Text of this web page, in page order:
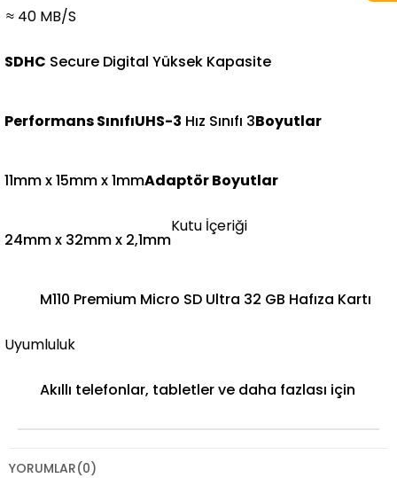
≈ 40 MB/S
SDHC Secure Digital Yüksek Kapasite
Performans SınıfıUHS-3 Hız Sınıfı 3Boyutlar
11mm x 15mm x 1mmAdaptör Boyutlar
24mm x 32mm x 2,1mm​
Kutu İçeriği
M110 Premium Micro SD Ultra 32 GB Hafıza Kartı
Uyumluluk
Akıllı telefonlar, tabletler ve daha fazlası için
YORUMLAR(0)